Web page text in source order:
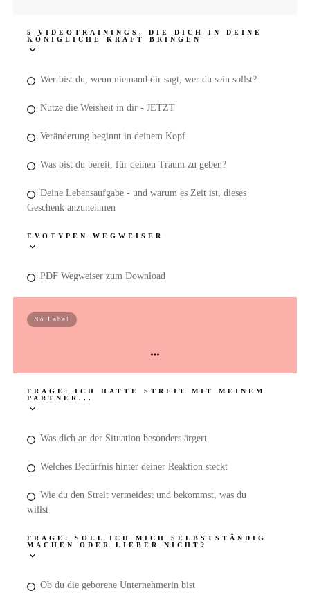
5 VIDEOTRAININGS, DIE DICH IN DEINE
KÖNIGLICHE KRAFT BRINGEN
Wer bist du, wenn niemand dir sagt, wer du sein sollst?
Nutze die Weisheit in dir - JETZT
Veränderung beginnt in deinem Kopf
Was bist du bereit, für deinen Traum zu geben?
Deine Lebensaufgabe - und warum es Zeit ist, dieses
Geschenk anzunehmen
EVOTYPEN WEGWEISER
PDF Wegweiser zum Download
No Label
FRAGE: ICH HATTE STREIT MIT MEINEM
PARTNER...
Was dich an der Situation besonders ärgert
Welches Bedürfnis hinter deiner Reaktion steckt
Wie du den Streit vermeidest und bekommst, was du
willst
FRAGE: SOLL ICH MICH SELBSTSTÄNDIG
MACHEN ODER LIEBER NICHT?
Ob du die geborene Unternehmerin bist